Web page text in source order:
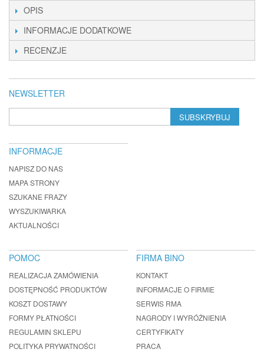
OPIS
INFORMACJE DODATKOWE
RECENZJE
NEWSLETTER
SUBSKRYBUJ
INFORMACJE
NAPISZ DO NAS
MAPA STRONY
SZUKANE FRAZY
WYSZUKIWARKA
AKTUALNOŚCI
POMOC
REALIZACJA ZAMÓWIENIA
DOSTĘPNOŚĆ PRODUKTÓW
KOSZT DOSTAWY
FORMY PŁATNOŚCI
REGULAMIN SKLEPU
POLITYKA PRYWATNOŚCI
FIRMA BINO
KONTAKT
INFORMACJE O FIRMIE
SERWIS RMA
NAGRODY I WYRÓŻNIENIA
CERTYFIKATY
PRACA